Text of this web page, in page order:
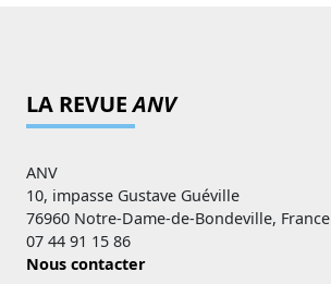
LA REVUEANV
ANV
10, impasse Gustave Guéville
76960 Notre-Dame-de-Bondeville, France
07 44 91 15 86
Nous contacter